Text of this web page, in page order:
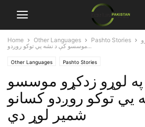
Home Other Languages Pashto Stories
موسسو کې د نشه يي توکو روږدو...
Other Languages Pashto Stories
په لوړو زدکړو موسسو
يي توکو روږدو کسانو
شمير لوړ دي